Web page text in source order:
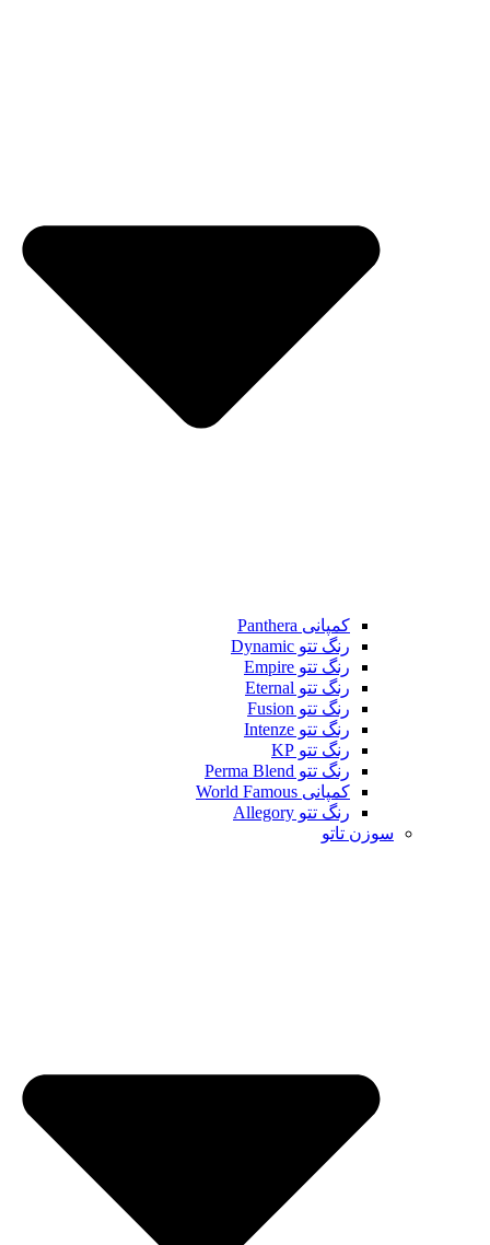
کمپانی Panthera
رنگ تتو Dynamic
رنگ تتو Empire
رنگ تتو Eternal
رنگ تتو Fusion
رنگ تتو Intenze
رنگ تتو KP
رنگ تتو Perma Blend
کمپانی World Famous
رنگ تتو Allegory
سوزن تاتو